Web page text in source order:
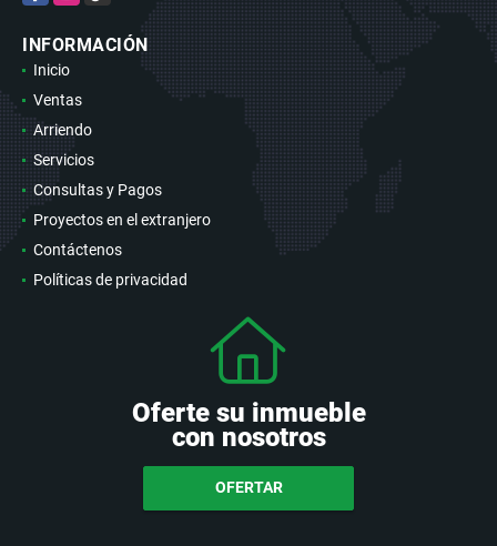
INFORMACIÓN
Inicio
Ventas
Arriendo
Servicios
Consultas y Pagos
Proyectos en el extranjero
Contáctenos
Políticas de privacidad
Oferte su inmueble
con nosotros
OFERTAR